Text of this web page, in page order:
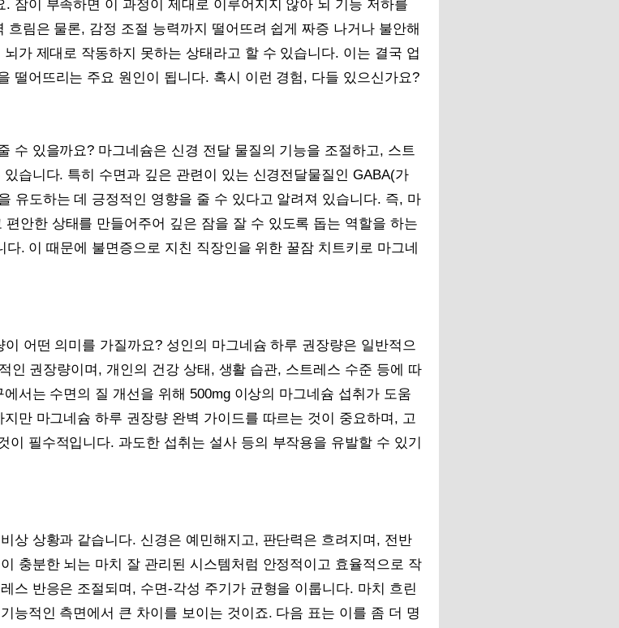
잠이 부족하면 이 과정이 제대로 이루어지지 않아 뇌 기능 저하를
림은 물론, 감정 조절 능력까지 떨어뜨려 쉽게 짜증 나거나 불안해
가 제대로 작동하지 못하는 상태라고 할 수 있습니다. 이는 결국 업
떨어뜨리는 주요 원인이 됩니다. 혹시 이런 경험, 다들 있으신가요?
수 있을까요? 마그네슘은 신경 전달 물질의 기능을 조절하고, 스트
습니다. 특히 수면과 깊은 관련이 있는 신경전달물질인 GABA(가
유도하는 데 긍정적인 영향을 줄 수 있다고 알려져 있습니다. 즉, 마
안한 상태를 만들어주어 깊은 잠을 잘 수 있도록 돕는 역할을 하는
다. 이 때문에 불면증으로 지친 직장인을 위한 꿀잠 치트키로 마그네
어떤 의미를 가질까요? 성인의 마그네슘 하루 권장량은 일반적으
인 권장량이며, 개인의 건강 상태, 생활 습관, 스트레스 수준 등에 따
서는 수면의 질 개선을 위해 500mg 이상의 마그네슘 섭취가 도움
만 마그네슘 하루 권장량 완벽 가이드를 따르는 것이 중요하며, 고
이 필수적입니다. 과도한 섭취는 설사 등의 부작용을 유발할 수 있기
상 상황과 같습니다. 신경은 예민해지고, 판단력은 흐려지며, 전반
충분한 뇌는 마치 잘 관리된 시스템처럼 안정적이고 효율적으로 작
스 반응은 조절되며, 수면-각성 주기가 균형을 이룹니다. 마치 흐린
능적인 측면에서 큰 차이를 보이는 것이죠. 다음 표는 이를 좀 더 명